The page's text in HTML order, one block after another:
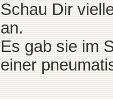
Schau Dir
an.
Es gab sie im
einer